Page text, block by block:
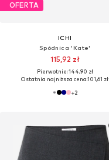
OFERTA
ICHI
Spódnica 'Kate'
115,92 zł
Pierwotnie: 144,90 zł
Ostatnia najniższa cena:101,61 zł
+2